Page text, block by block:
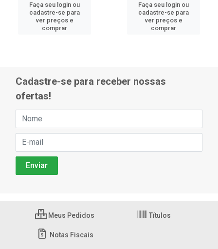
Faça seu login ou
cadastre-se para
ver preços e
comprar
Faça seu login ou
cadastre-se para
ver preços e
comprar
Cadastre-se para receber nossas
ofertas!
Meus Pedidos Títulos
Notas Fiscais